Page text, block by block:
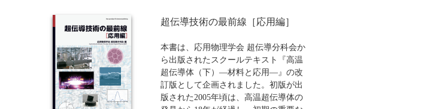
りますので，数値解析の対象はマルチ
析）ということになります。さらに数
値解析を次世代の設計開発や教育に役
立てるには，「誰でも・いつでも・ど
こでも」数値解析のできる理想的な環
境の具体化が必須です。
超伝導技術の最前線［応用編］
本書は、応用物理学会 超伝導分科会か
ら出版されたスクールテキスト『高温
超伝導体（下）―材料と応用―』の改
訂版として企画されました。初版が出
版された2005年頃は、高温超伝導体の